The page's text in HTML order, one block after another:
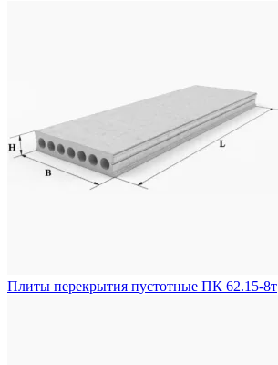
Плиты перекрытия пустотные ПК 62.15-8т